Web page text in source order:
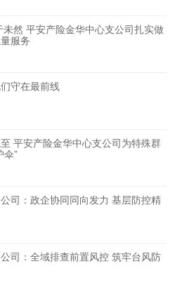
未然 平安产险金华中心支公司扎实做
服务
守在最前线
平安产险金华中心支公司为特殊群
伞”
司：政企协同同向发力 基层防控精
司：全域排查前置风控 筑牢台风防